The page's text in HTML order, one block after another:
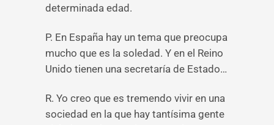
determinada edad.
P. En España hay un tema que preocupa
mucho que es la soledad. Y en el Reino
Unido tienen una secretaría de Estado…
R. Yo creo que es tremendo vivir en una
sociedad en la que hay tantísima gente